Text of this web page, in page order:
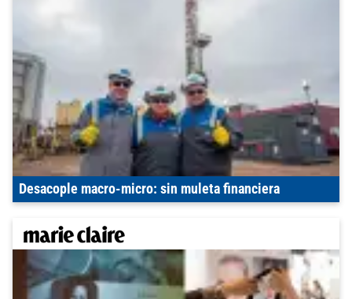
Desacople macro-micro: sin muleta financiera